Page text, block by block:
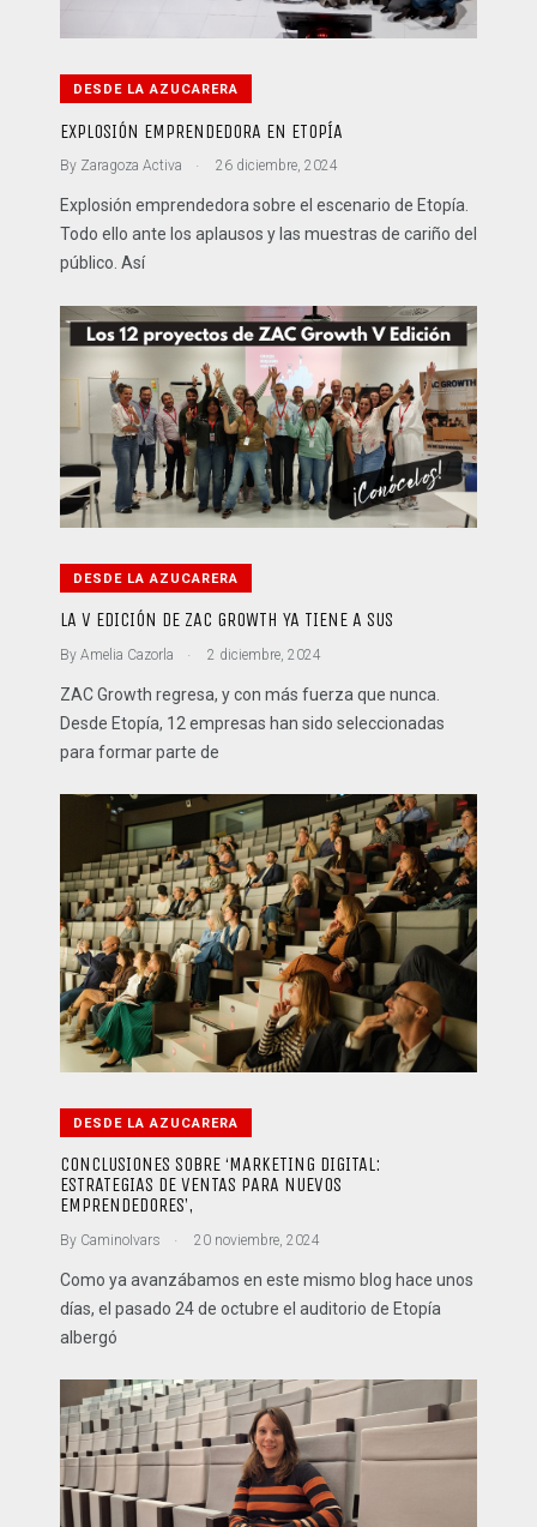
DESDE LA AZUCARERA
EXPLOSIÓN EMPRENDEDORA EN ETOPÍA
By Zaragoza Activa . 26 diciembre, 2024
Explosión emprendedora sobre el escenario de Etopía.
Todo ello ante los aplausos y las muestras de cariño del
público. Así
DESDE LA AZUCARERA
LA V EDICIÓN DE ZAC GROWTH YA TIENE A SUS
By Amelia Cazorla 2 diciembre, 2024
ZAC Growth regresa, y con más fuerza que nunca.
Desde Etopía, 12 empresas han sido seleccionadas
para formar parte de
DESDE LA AZUCARERA
CONCLUSIONES SOBRE ‘MARKETING DIGITAL:
ESTRATEGIAS DE VENTAS PARA NUEVOS
EMPRENDEDORES’,
By CaminoIvars 20 noviembre, 2024
Como ya avanzábamos en este mismo blog hace unos
días, el pasado 24 de octubre el auditorio de Etopía
albergó